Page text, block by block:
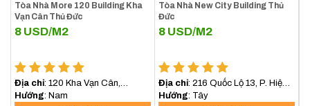
Tòa Nhà More 120 Building Kha
Vạn Cân Thủ Đức
8 USD/M2
Địa chỉ: 120 Kha Vạn Cân,
phường Hiệp Bình Chánh, Tp. Thủ
Hướng
: Nam
Tòa Nhà New City Building Thủ
Đức
8 USD/M2
Địa chỉ: 216 Quốc Lộ 13, P. Hiệp
Bình Chánh, Quận Thủ Đức
Hướng : Tây